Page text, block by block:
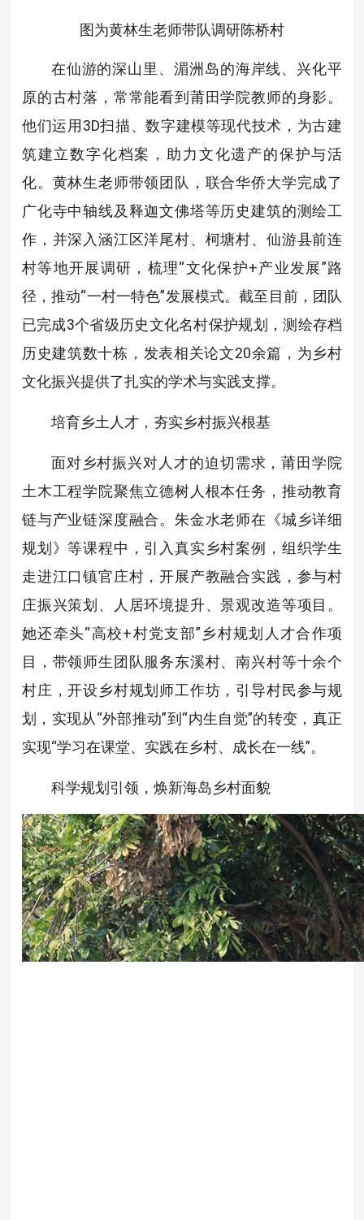
图为黄林生老师带队调研陈桥村
在仙游的深山里、湄洲岛的海岸线、兴化平
原的古村落，常常能看到莆田学院教师的身影。
他们运用3D扫描、数字建模等现代技术，为古建
筑建立数字化档案，助力文化遗产的保护与活
化。黄林生老师带领团队，联合华侨大学完成了
广化寺中轴线及释迦文佛塔等历史建筑的测绘工
作，并深入涵江区洋尾村、柯塘村、仙游县前连
村等地开展调研，梳理“文化保护+产业发展”路
径，推动“一村一特色”发展模式。截至目前，团队
已完成3个省级历史文化名村保护规划，测绘存档
历史建筑数十栋，发表相关论文20余篇，为乡村
文化振兴提供了扎实的学术与实践支撑。
培育乡土人才，夯实乡村振兴根基
面对乡村振兴对人才的迫切需求，莆田学院
土木工程学院聚焦立德树人根本任务，推动教育
链与产业链深度融合。朱金水老师在《城乡详细
规划》等课程中，引入真实乡村案例，组织学生
走进江口镇官庄村，开展产教融合实践，参与村
庄振兴策划、人居环境提升、景观改造等项目。
她还牵头“高校+村党支部”乡村规划人才合作项
目，带领师生团队服务东溪村、南兴村等十余个
村庄，开设乡村规划师工作坊，引导村民参与规
划，实现从“外部推动”到“内生自觉”的转变，真正
实现“学习在课堂、实践在乡村、成长在一线”。
科学规划引领，焕新海岛乡村面貌